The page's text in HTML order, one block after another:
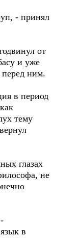
- принял
от
и уже
ним.
в период
тему
глазах
не
в